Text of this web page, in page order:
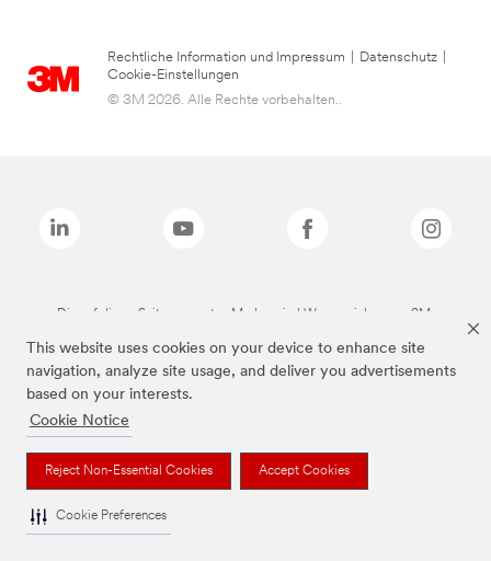
This website uses cookies on your device to enhance site
navigation, analyze site usage, and deliver you advertisements
based on your interests.
Cookie Notice
Reject Non-Essential Cookies Accept Cookies
Cookie Preferences
Rechtliche Information und Impressum Datenschutz
Cookie-Einstellungen
© 3M 2026. Alle Rechte vorbehalten..
Die auf dieser Seite genannten Marken sind Warenzeichen von 3M.